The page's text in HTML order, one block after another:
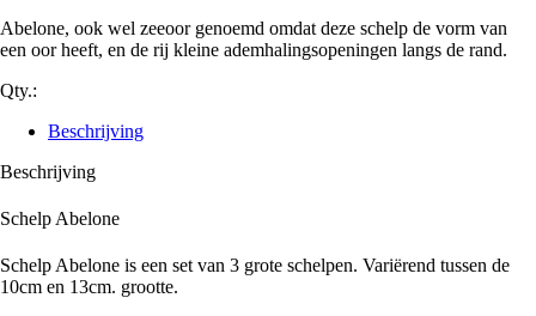
Abelone, ook wel zeeoor genoemd omdat deze schelp de vorm van
een oor heeft, en de rij kleine ademhalingsopeningen langs de rand.
Qty.:
Beschrijving
Beschrijving
Schelp Abelone
Schelp Abelone is een set van 3 grote schelpen. Variërend tussen de
10cm en 13cm. grootte.